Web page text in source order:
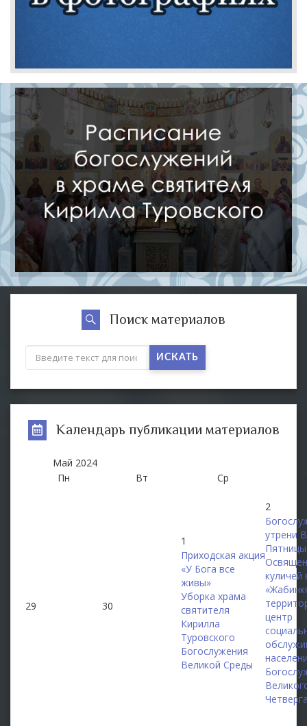
Поиск материалов
ИСКАТЬ
Календарь публикации материалов
Май 2024
Пн
Вт Ср
29 30
1
Приходская акция
«У Бога все
живы»
Уборка храма
святителя
Кирилла
Туровского
Богослужения
Великой Среды
2
утрени
Пятницы
куличей
центр